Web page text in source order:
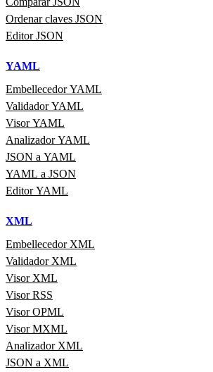
Ordenar claves JSON
Editor JSON
YAML
Embellecedor YAML
Validador YAML
Visor YAML
Analizador YAML
JSON a YAML
YAML a JSON
Editor YAML
XML
Embellecedor XML
Validador XML
Visor XML
Visor RSS
Visor OPML
Visor MXML
Analizador XML
JSON a XML